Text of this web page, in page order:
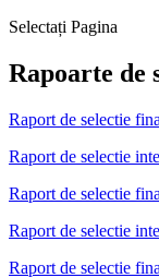
Selectați Pagina
Rapoarte de
Raport de selectie
Raport de selectie
Raport de selectie
Raport de selectie
Raport de selectie